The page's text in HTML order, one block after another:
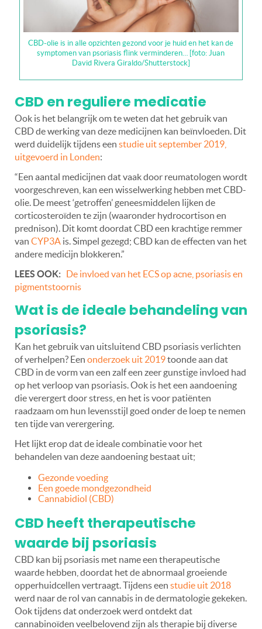
CBD-olie is in alle opzichten gezond voor je huid en het kan de
symptomen van psoriasis flink verminderen… [foto: Juan
David Rivera Giraldo/Shutterstock]
CBD en reguliere medicatie
Ook is het belangrijk om te weten dat het gebruik van
CBD de werking van deze medicijnen kan beïnvloeden. Dit
werd duidelijk tijdens een studie uit september 2019,
uitgevoerd in Londen:
“Een aantal medicijnen dat vaak door reumatologen wordt
voorgeschreven, kan een wisselwerking hebben met CBD-
olie. De meest ‘getroffen’ geneesmiddelen lijken de
corticosteroïden te zijn (waaronder hydrocortison en
prednison). Dit komt doordat CBD een krachtige remmer
van CYP3A is. Simpel gezegd; CBD kan de effecten van het
andere medicijn blokkeren.”
LEES OOK: De invloed van het ECS op acne, psoriasis en
pigmentstoornis
Wat is de ideale behandeling van
psoriasis?
Kan het gebruik van uitsluitend CBD psoriasis verlichten
of verhelpen? Een onderzoek uit 2019toonde aan dat
CBD in de vorm van een zalf een zeer gunstige invloed had
op het verloop van psoriasis. Ook is het een aandoening
die verergert door stress, en het is voor patiënten
raadzaam om hun levensstijl goed onder de loep te nemen
ten tijde van verergering.
Het lijkt erop dat de ideale combinatie voor het
behandelen van deze aandoening bestaat uit;
Gezonde voeding
Een goede mondgezondheid
Cannabidiol (CBD)
CBD heeft therapeutische
waarde bij psoriasis
CBD kan bij psoriasis met name een therapeutische
waarde hebben, doordat het de abnormaal groeiende
opperhuidcellen vertraagt. Tijdens een studie uit 2018
werd naar de rol van cannabis in de dermatologie gekeken.
Ook tijdens dat onderzoek werd ontdekt dat
cannabinoïden veelbelovend zijn als therapie bij diverse